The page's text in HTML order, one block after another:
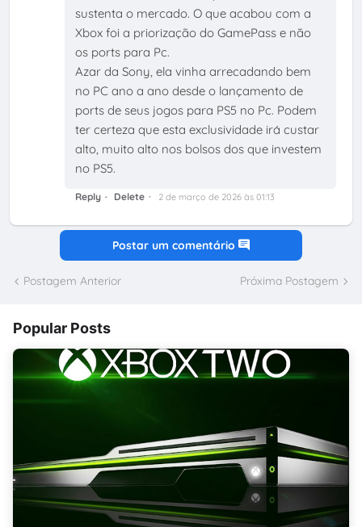
sustenta o mercado. O que acabou com a
Xbox foi a priorização do GamePass e não
os ports para Pc.
Azar da Sony, ela vinha arrecadando bem
no PC ano a ano desde o lançamento de
ports de seus jogos para PS5 no Pc. Podem
ter certeza que esta exclusividade irá custar
alto, muito alto nos bolsos dos que investem
no PS5.
Reply Delete 2 de março de 2026 às 01:13
Postar um comentário
Postagem Anterior Próxima Postagem
Popular Posts